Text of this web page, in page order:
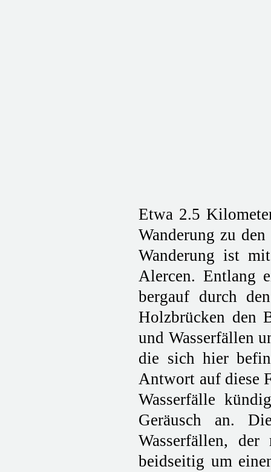
Etwa 2.5
Wanderung zu
Wanderung ist
Alercen. Entlang
bergauf durch
Holzbrücken den
und Wasserfällen
die sich hier
Antwort auf diese
Wasserfälle
Geräusch an.
Wasserfällen,
beidseitig um